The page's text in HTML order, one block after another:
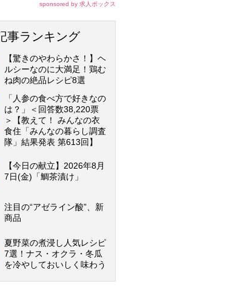
sponsored by 求人ボックス
事ランキング
【驚きのやわらかさ！】ヘ
ルシーなのに大満足！鶏む
ね肉の絶品レシピ8選
「人参の食べ方で好きなの
は？」＜回答数38,220票
＞【教えて！ みんなの衣
食住「みんなの暮らし調査
隊」結果発表 第613回】
【今日の献立】2026年8月
7日(金)「鯛茶漬け」
注目の“アゼライン酸”、新
商品
夏野菜の煮浸し人気レシピ
7選！ナス・オクラ・冬瓜
を冷やしておいしく味わう